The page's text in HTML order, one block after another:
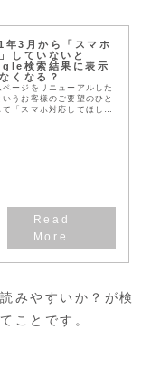
年3月から「スマホ
していないと
検索結果に表示
くなる？
ページをリニューアルした
いうお客様のご要望のひと
て「スマホ対応してほし
みやすいか？が検
ことです。